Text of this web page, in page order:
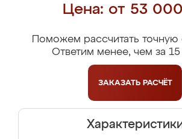
Цена: от 53
Поможем рассчитать точную
Ответим менее, чем за 15
ЗАКАЗАТЬ РАСЧЁТ